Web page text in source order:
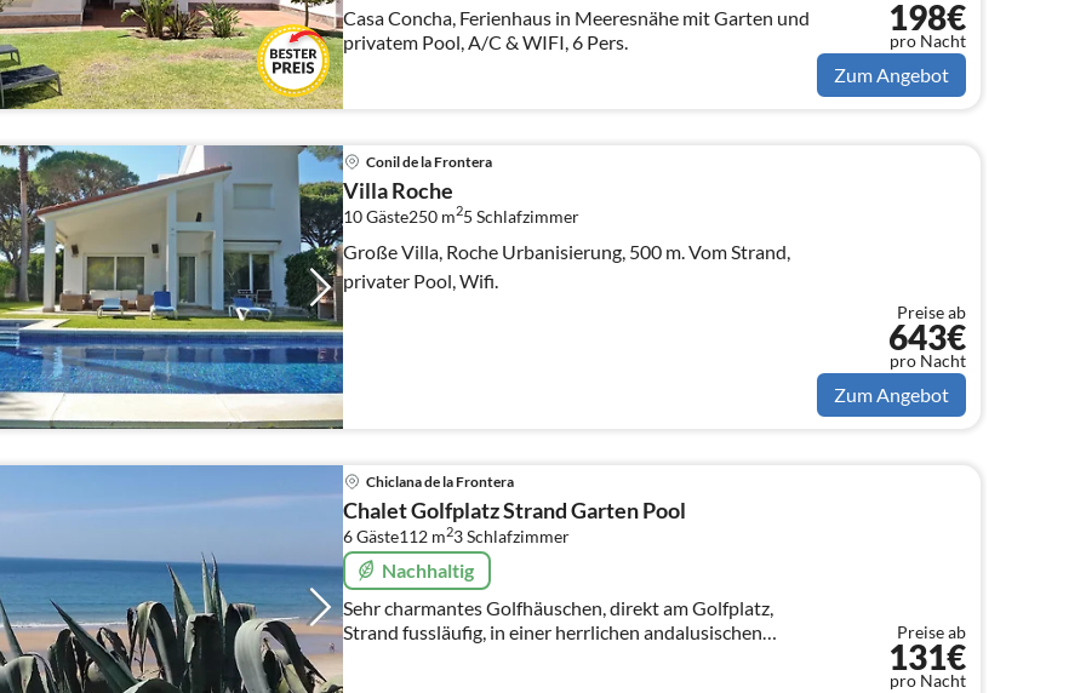
Casa Concha, Ferienhaus in Meeresnähe mit Garten und
privatem Pool, A/C & WIFI, 6 Pers.
198€
pro Nacht
Zum Angebot
Conil de la Frontera
Villa Roche
10 Gäste250 m25 Schlafzimmer
Große Villa, Roche Urbanisierung, 500 m. Vom Strand,
privater Pool, Wifi.
Preise ab
643€
pro Nacht
Zum Angebot
Chiclana de la Frontera
Chalet Golfplatz Strand Garten Pool
6 Gäste112 m23Schlafzimmer
Nachhaltig
Sehr charmantes Golfhäuschen, direkt am Golfplatz,
Strand fussläufig, in einer herrlichen andalusischen
Ferienanlage, mit Gemeinschaftspool, Tennis, Paddel,
Reitplatz, Wassersport
Preise ab
131€
pro Nacht